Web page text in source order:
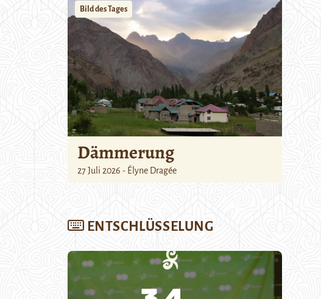
Bild des Tages
Dämmerung
27 Juli 2026 - Élyne Dragée
ENTSCHLÜSSELUNG